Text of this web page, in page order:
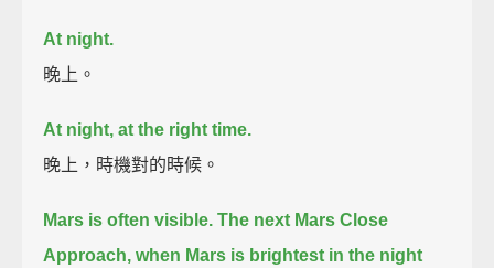
At night.
晚上。
At night, at the right time.
晚上，時機對的時候。
Mars is often visible. The next Mars Close
Approach, when Mars is brightest in the night